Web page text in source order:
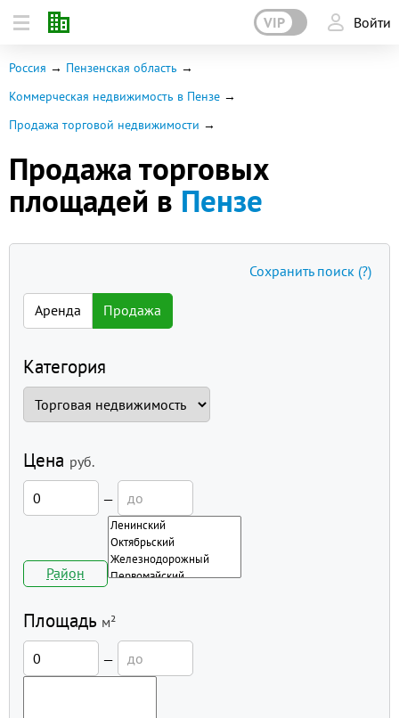
VIP Войти
Россия
Пензенская область
Коммерческая недвижимость в Пензе
Продажа торговой недвижимости
Продажа торговых
площадей вПензе
Аренда Продажа
Категория
Цена руб.
—
Район
Площадь м²
—
Сохранить поиск (?)